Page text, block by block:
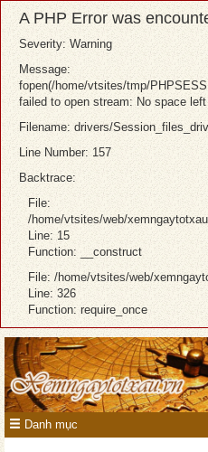
A PHP Error was
Severity: Warning
Message:
fopen(/home/vtsites/tmp/
failed to open stream: No space
Filename: drivers/
Line Number: 157
Backtrace:
File:
/home/vtsites/web/
Line: 15
Function: __construct
File: /home/vtsites/web/
Line: 326
Function: require_once
Danh mục